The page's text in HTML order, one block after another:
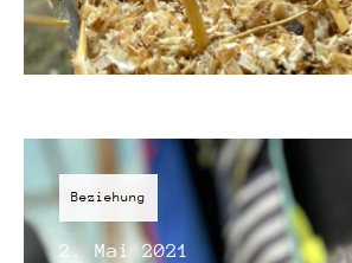
Beziehung
2. Mai 2021